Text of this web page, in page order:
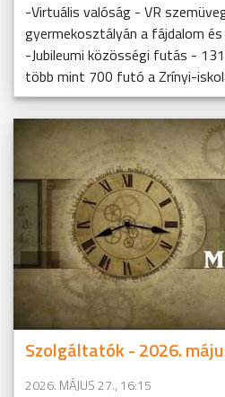
-Virtuális valóság - VR
gyermekosztályán a fájdalom
-Jubileumi közösségi futás -
több mint 700 futó a Zrínyi-
Szolgáltatók - 2026.
2026. MÁJUS 27., 16:15